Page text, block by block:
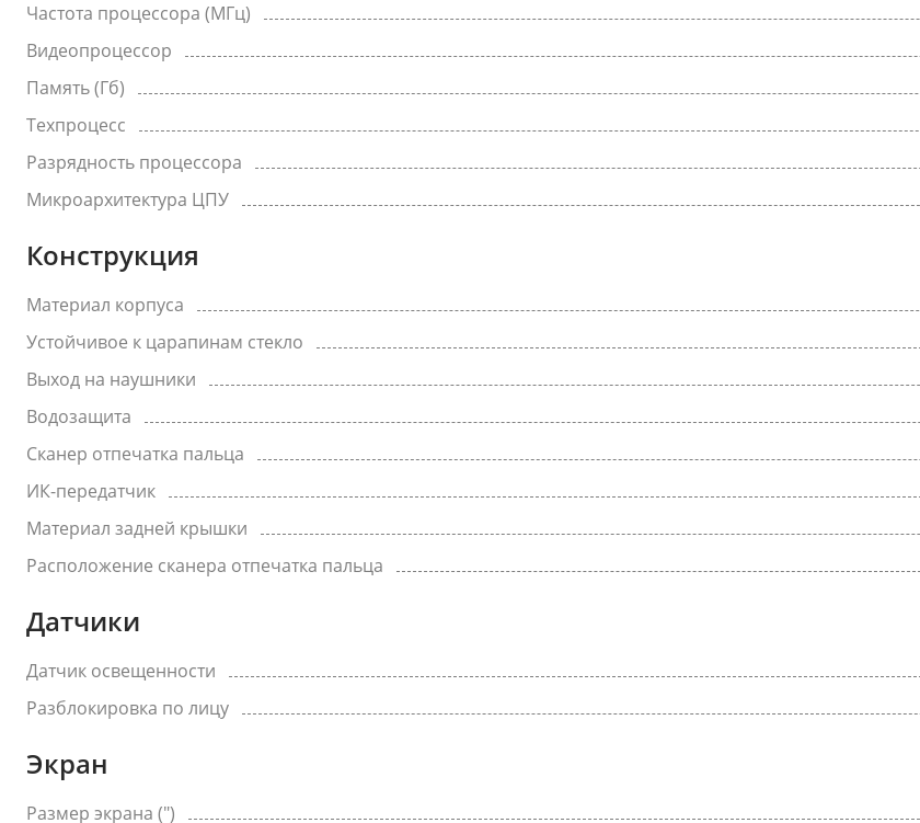
Частота процессора (МГц)
Видеопроцессор
Память (Гб)
Техпроцесс
Разрядность процессора
Микроархитектура ЦПУ
Конструкция
Материал корпуса
Устойчивое к царапинам стекло
Выход на наушники
Водозащита
Сканер отпечатка пальца
ИК-передатчик
Материал задней крышки
Расположение сканера отпечатка пальца
Датчики
Датчик освещенности
Разблокировка по лицу
Экран
Размер экрана (")